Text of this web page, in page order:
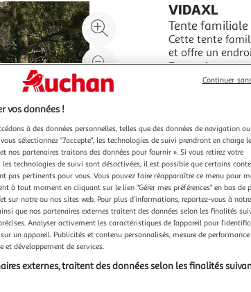
Agrandir
l'illustration
à
200%
Réduire
l'illustration
à
%
Partager
produit
VIDAXL
Tente
Cette tente
et offre un
Conception
fabriquee en
resistante au
En savoir +
Vendu par
Vendu par
vos données !
à des données personnelles, telles que des données de navigation
sélectionnez "J'accepte", les technologies de suivi prendront en charge
nos partenaires traitons des données pour fournir ». Si vous retirez votre
technologies de suivi sont désactivées, il est possible que certains
pas pertinents pour vous. Vous pouvez faire réapparaître ce menu pour
à tout moment en cliquant sur le lien "Gérer mes préférences" en bas de
sur notre ou nos sites web. Pour plus d’informations, reportez-vous à notre
que nos partenaires externes traitent des données selon les finalités
Analyser activement les caractéristiques de l’appareil pour
un appareil. Publicités et contenu personnalisés, mesure de performance
et développement de services.
externes, traitent des données selon les finalités
Continuer